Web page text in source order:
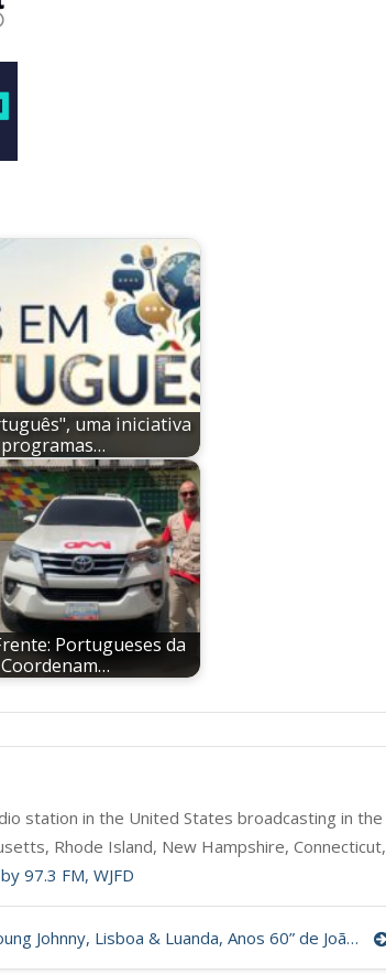
uma iniciativa
Portugueses da
station in the United States broadcasting in the
Rhode Island, New Hampshire, Connecticut,
97.3 FM, WJFD
“Young Johnny, Lisboa & Luanda, Anos 60” de João van Zeller (Video)